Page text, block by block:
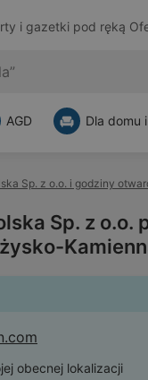
i gazetki pod ręką
AGD Dla domu
Sp. z o.o. i godziny
Sp. z
obecnej lokalizacji